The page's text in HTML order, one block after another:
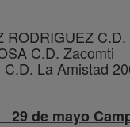
RODRIGUEZ
C.D. Zacomti
C.D. La Amistad
29 de mayo